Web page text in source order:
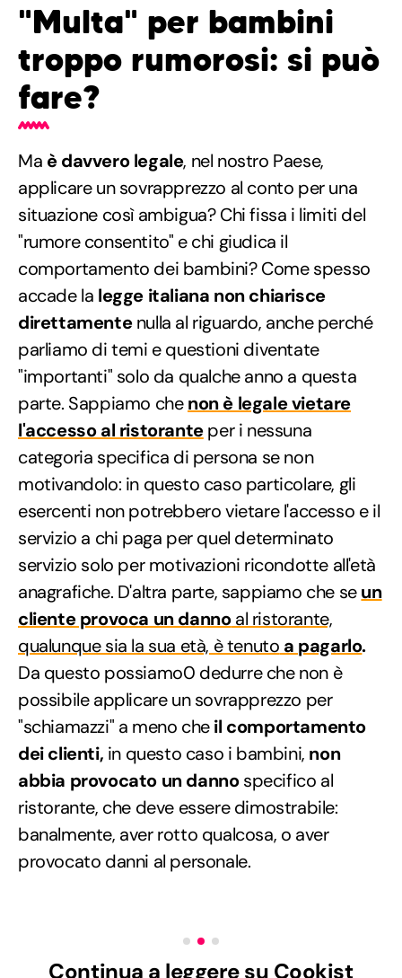
"Multa" per bambini
troppo rumorosi: si può
fare?
Ma è davvero legale, nel nostro Paese,
applicare un sovrapprezzo al conto per una
situazione così ambigua? Chi fissa i limiti del
"rumore consentito" e chi giudica il
comportamento dei bambini? Come spesso
accade la legge italiana non chiarisce
direttamentenulla al riguardo, anche perché
parliamo di temi e questioni diventate
"importanti" solo da qualche anno a questa
parte. Sappiamo chenon è legale vietare
l'accesso al ristoranteper i nessuna
categoria specifica di persona se non
motivandolo: in questo caso particolare, gli
esercenti non potrebbero vietare l'accesso e il
servizio a chi paga per quel determinato
servizio solo per motivazioni ricondotte all'età
anagrafiche. D'altra parte, sappiamo che seun
cliente provoca un dannoal ristorante,
qualunque sia la sua età, è tenuto a pagarlo.
Da questo possiamo0 dedurre che non è
possibile applicare un sovrapprezzo per
"schiamazzi" a meno cheil comportamento
dei clienti, in questo caso i bambini, non
abbia provocato un dannospecifico al
ristorante, che deve essere dimostrabile:
banalmente, aver rotto qualcosa, o aver
provocato danni al personale.
Continua a leggere su Cookist